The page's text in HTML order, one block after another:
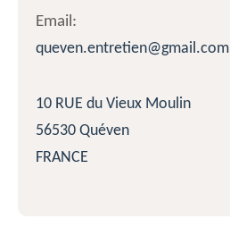
Email:
queven.entretien@gmail.com
10 RUE du Vieux Moulin
56530 Quéven
FRANCE